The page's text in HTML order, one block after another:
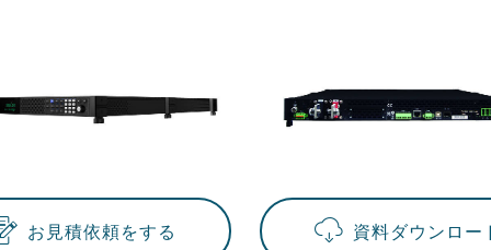
お見積依頼をする 資料ダウンロー